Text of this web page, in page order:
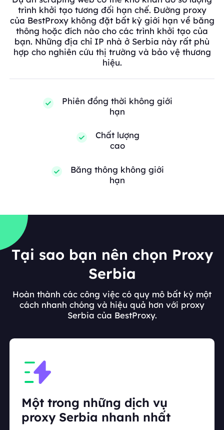
trình khởi tạo tương đối hạn chế. Đường proxy
của BestProxy không đặt bất kỳ giới hạn về băng
thông hoặc đích nào cho các trình khởi tạo của
bạn. Những địa chỉ IP nhà ở Serbia này rất phù
hợp cho nghiên cứu thị trường và bảo vệ thương
hiệu.
Phiên đồng thời không giới
hạn
Chất lượng
cao
Băng thông không giới
hạn
Tại sao bạn nên chọn Proxy
Serbia
Hoàn thành các công việc có quy mô bất kỳ một
cách nhanh chóng và hiệu quả hơn với proxy
Serbia của BestProxy.
Một trong những dịch vụ
proxy Serbia nhanh nhất